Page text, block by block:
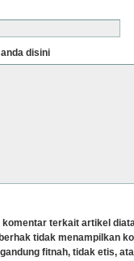
disini
komentar terkait artikel
tidak menampilkan
fitnah, tidak etis,